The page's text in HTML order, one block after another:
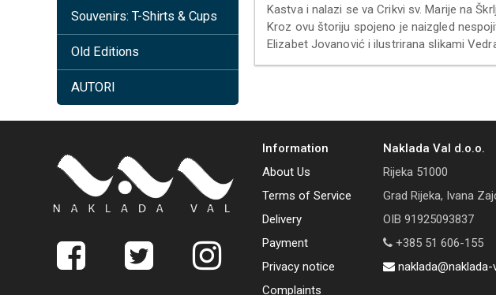
Kastva i nalazi se va Crikvi sv. Marije na
Kroz ovu štoriju spojeno je naizgled
Elizabet Jovanović i ilustrirana slikami
Souvenirs: T-Shirts & Cups
Old Editions
AUTORI
Information
About Us
Terms of Service
Delivery
Payment
Privacy notice
Complaints
Naklada Val d.o.o.
Rijeka 51000
Grad Rijeka, Ivana
OIB 91925093837
+385 51 606-155
naklada@naklada-